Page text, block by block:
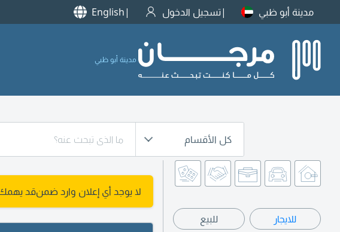
مدينة أبو ظبي تسجيل الدخول English
مدينة أبو ظبي
كل الأقسام
للايجار للبيع
لا يوجد أي إعلان وارد ضمنقد